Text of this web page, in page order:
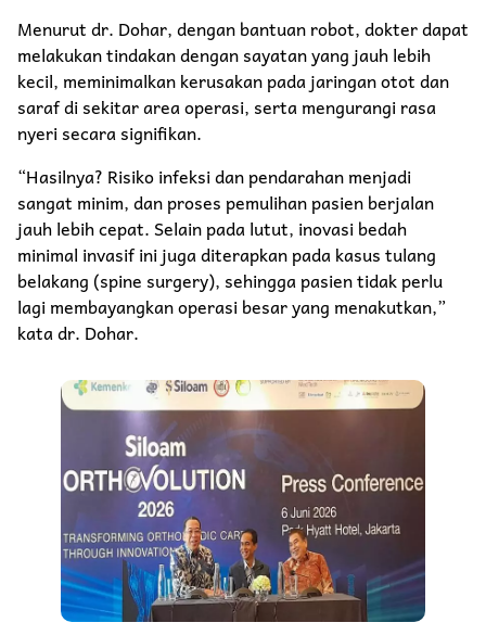
Menurut dr. Dohar, dengan bantuan robot, dokter dapat
melakukan tindakan dengan sayatan yang jauh lebih
kecil, meminimalkan kerusakan pada jaringan otot dan
saraf di sekitar area operasi, serta mengurangi rasa
nyeri secara signifikan.
“Hasilnya? Risiko infeksi dan pendarahan menjadi
sangat minim, dan proses pemulihan pasien berjalan
jauh lebih cepat. Selain pada lutut, inovasi bedah
minimal invasif ini juga diterapkan pada kasus tulang
belakang (spine surgery), sehingga pasien tidak perlu
lagi membayangkan operasi besar yang menakutkan,”
kata dr. Dohar.